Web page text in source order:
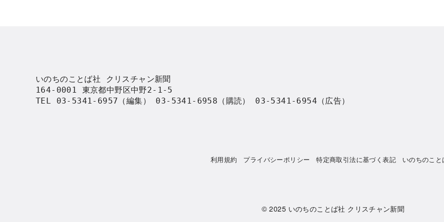
いのちのことば社 クリスチャン新聞
164-0001 東京都中野区中野2-1-5
TEL 03-5341-6957（編集） 03-5341-6958（購読） 03-5341-6954（広告）
利用規約 プライバシーポリシー 特定商取引法に基づく表記 いのちのこと
© 2025 いのちのことば社 クリスチャン新聞